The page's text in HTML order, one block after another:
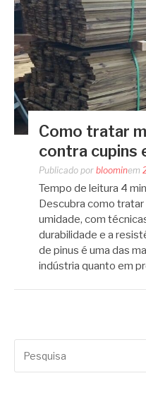
Como tratar
contra cupins
Publicado por bloominem
Tempo de leitura 4
Descubra como
umidade, com
durabilidade e a
de pinus é uma das
indústria quanto em
por: